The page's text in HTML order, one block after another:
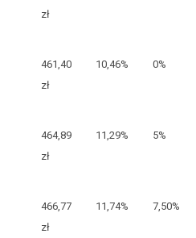
zł
461,40
zł
10,46% 0%
464,89
zł
11,29% 5%
466,77
zł
11,74% 7,50%